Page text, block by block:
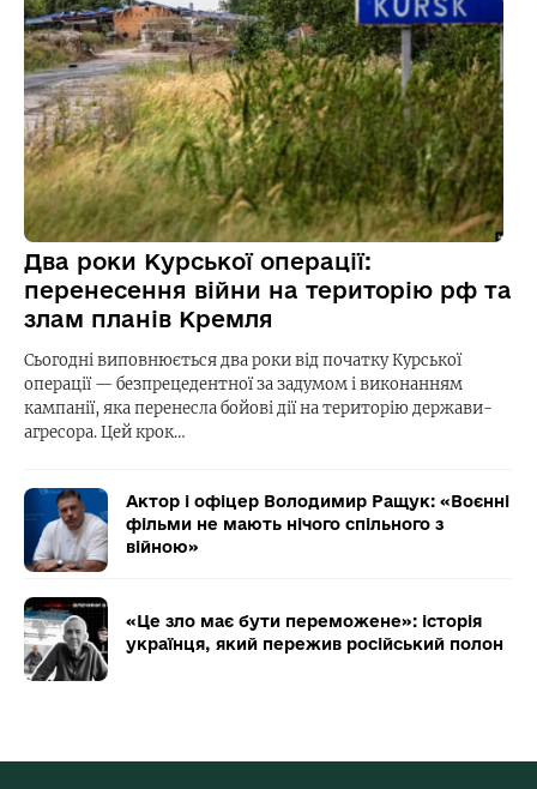
Два роки Курської операції:
перенесення війни на територію рф та
злам планів Кремля
Сьогодні виповнюється два роки від початку Курської
операції — безпрецедентної за задумом і виконанням
кампанії, яка перенесла бойові дії на територію держави-
агресора. Цей крок…
Актор і офіцер Володимир Ращук: «Воєнні
фільми не мають нічого спільного з
війною»
«Це зло має бути переможене»: історія
українця, який пережив російський полон